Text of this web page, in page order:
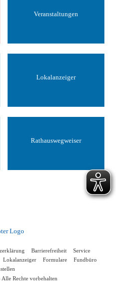
Veranstaltungen
Lokalanzeiger
Rathauswegweiser
Barrierefreiheit
Service
Lokalanzeiger Formulare
Fundbüro
Rechte vorbehalten